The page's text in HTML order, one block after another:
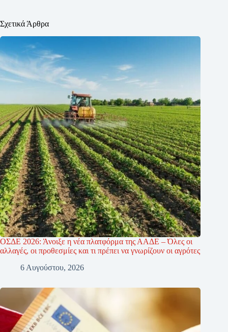
Σχετικά Άρθρα
ΟΣΔΕ 2026: Άνοιξε η νέα πλατφόρμα της ΑΑΔΕ – Όλες οι
αλλαγές, οι προθεσμίες και τι πρέπει να γνωρίζουν οι αγρότες
6 Αυγούστου, 2026